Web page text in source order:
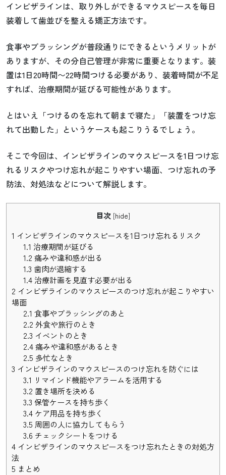
インビザラインは、取り外しができるマウスピースを毎日
装着して歯並びを整える矯正方法です。
食事やブラッシングが普段通りにできるというメリットが
ありますが、その分自己管理が非常に重要となります。装
置は1日20時間〜22時間つける必要があり、装着時間が不足
すれば、治療期間が延びる可能性があります。
とはいえ「つけるのを忘れて朝まで寝た」「装置をつけ忘
れて出勤した」というケースも起こりうるでしょう。
そこで今回は、インビザラインのマウスピースを1日つけ忘
れるリスクやつけ忘れが起こりやすい場面、つけ忘れの予
防法、対処法などについて解説します。
目次 [hide]
1 インビザラインのマウスピースを1日つけ忘れるリスク
1.1 治療期間が延びる
1.2 痛みや違和感が出る
1.3 歯肉が退縮する
1.4治療計画を見直す必要が出る
2 インビザラインのマウスピースのつけ忘れが起こりやすい
場面
2.1 食事やブラッシングのあと
2.2 外食や旅行のとき
2.3 イベントのとき
2.4痛みや違和感があるとき
2.5 多忙なとき
3 インビザラインのマウスピースのつけ忘れを防ぐには
3.1 リマインド機能やアラームを活用する
3.2 置き場所を決める
3.3 保管ケースを持ち歩く
3.4ケア用品を持ち歩く
3.5 周囲の人に協力してもらう
3.6 チェックシートをつける
4 インビザラインのマウスピースをつけ忘れたときの対処方
法
5 まとめ